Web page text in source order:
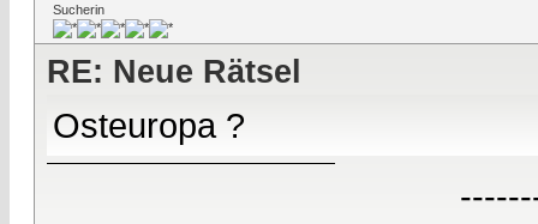
Sucherin
RE: Neue Rätsel
Osteuropa ?